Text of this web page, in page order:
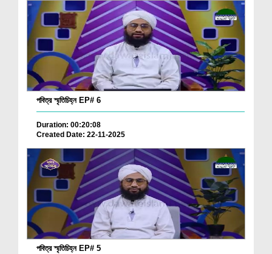
পবিত্র স্মৃতিচিহ্ন EP# 6
Duration: 00:20:08
Created Date: 22-11-2025
পবিত্র স্মৃতিচিহ্ন EP# 5